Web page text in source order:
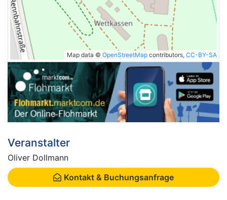
Map data © OpenStreetMap contributors, CC-BY-SA
Veranstalter
Oliver Dollmann
Kontakt & Buchungsanfrage